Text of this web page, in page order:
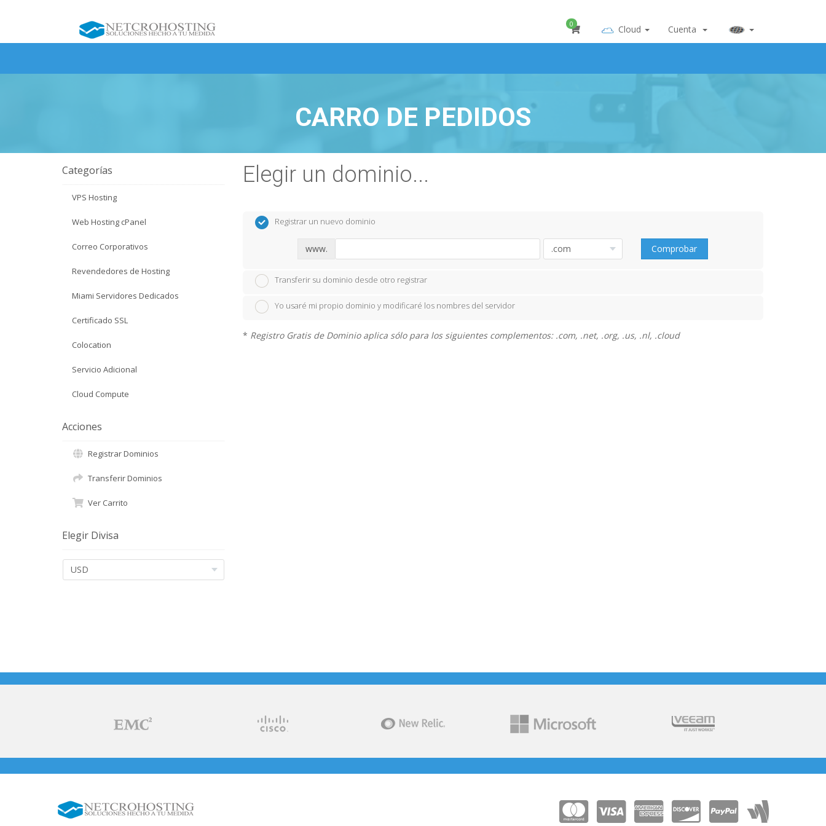
0 Cuenta
Cloud
CARRO DE PEDIDOS
Categorías
VPS Hosting
Web Hosting cPanel
Correo Corporativos
Revendedores de Hosting
Miami Servidores Dedicados
Certificado SSL
Colocation
Servicio Adicional
Cloud Compute
Acciones
Registrar Dominios
Transferir Dominios
Ver Carrito
Elegir Divisa
Elegir un dominio...
Registrar un nuevo dominio
www. Comprobar
Transferir su dominio desde otro registrar
Yo usaré mi propio dominio y modificaré los nombres del servidor
* Registro Gratis de Dominio aplica sólo para los siguientes complementos: .com, .net, .org, .us, .nl, .cloud